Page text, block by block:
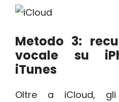
Metodo 3:
vocale su
iTunes
Oltre a iCloud,